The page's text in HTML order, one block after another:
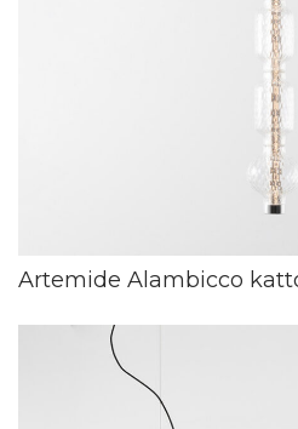
Artemide Alambicco